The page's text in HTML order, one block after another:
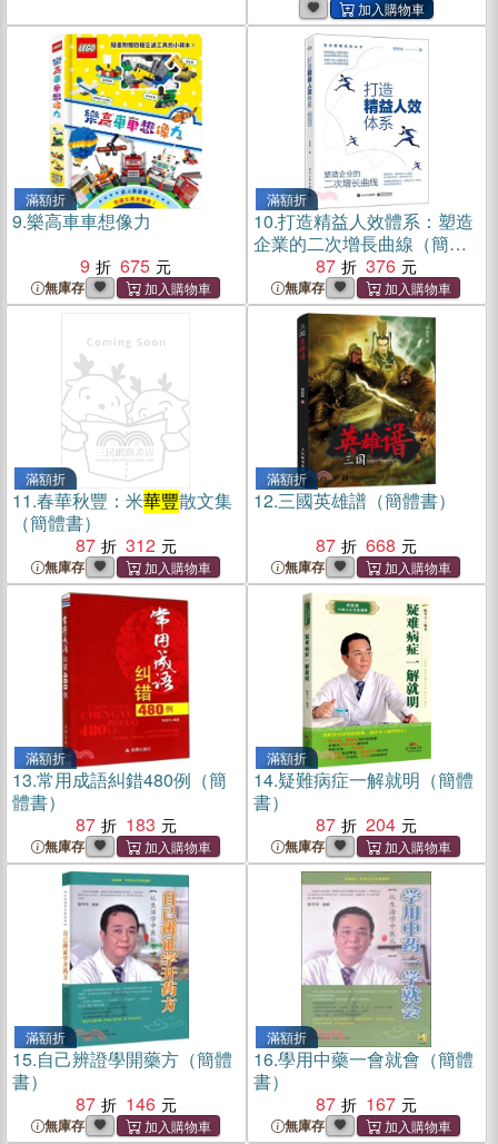
滿額折
9.樂高車車想像力
9
675
無庫存
滿額折
10.打造精益人效體系：塑造
企業的二次增長曲線（簡體
87 376
無庫存
滿額折
11.春華秋豐：米華豐散文集
（簡體書）
87
312
無庫存
滿額折
12.三國英雄譜（簡體書）
87
668
無庫存
滿額折
13.常用成語糾錯480例（簡
體書）
87
183
無庫存
滿額折
14.疑難病症一解就明（簡體
書）
87
204
無庫存
滿額折
15.自己辨證學開藥方（簡體
書）
87
146
無庫存
滿額折
16.學用中藥一會就會（簡體
書）
87
167
無庫存